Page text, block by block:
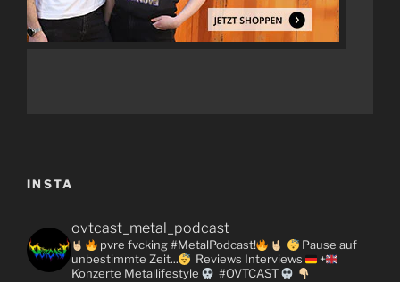
INSTA
ovtcast_metal_podcast
pvre fvcking #MetalPodcast!
Pause auf
unbestimmte Zeit...
Reviews Interviews
+
Konzerte Metallifestyle #OVTCAST